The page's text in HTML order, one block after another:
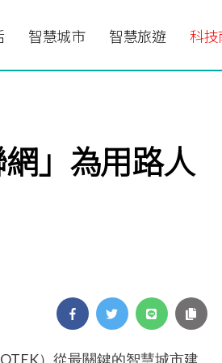
智慧城市 智慧旅遊 科技
」為用路人
）從最關鍵的智慧城市建